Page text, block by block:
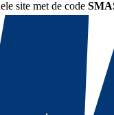
site met de code